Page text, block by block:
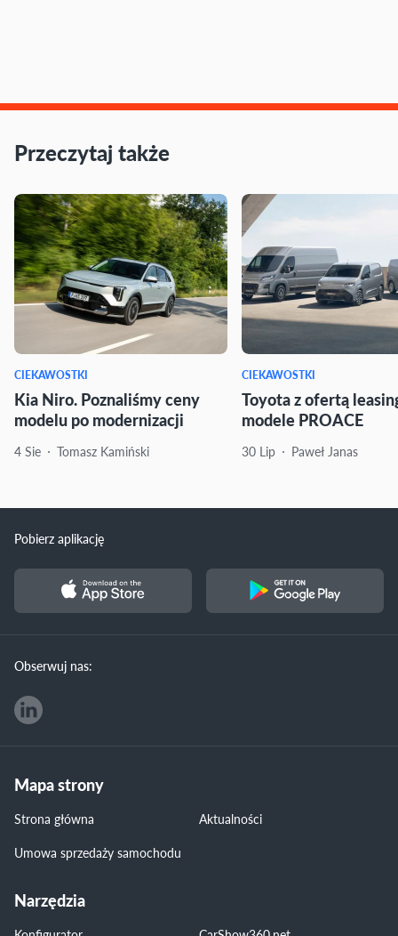
Przeczytaj także
CIEKAWOSTKI
Kia Niro. Poznaliśmy ceny
modelu po modernizacji
4 Sie Tomasz Kamiński
CIEKAWOSTKI
Toyota z ofertą
modele PROACE
30 Lip Paweł Janas
Pobierz aplikację
Obserwuj nas:
Mapa strony
Strona główna
Aktualności
Umowa sprzedaży samochodu
Narzędzia